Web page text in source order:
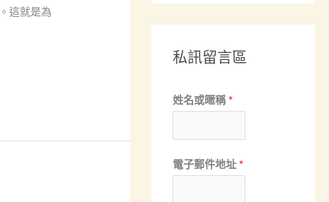
這就是為
私訊留言區
文
章
類
姓
姓名或暱稱*
電子郵件地址*